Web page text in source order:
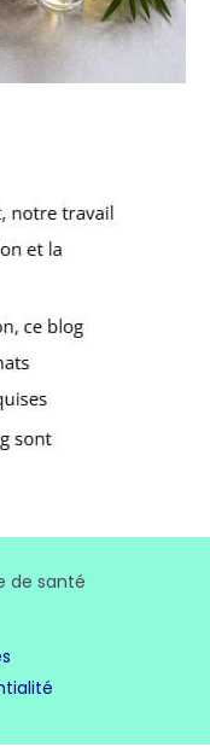
de santé